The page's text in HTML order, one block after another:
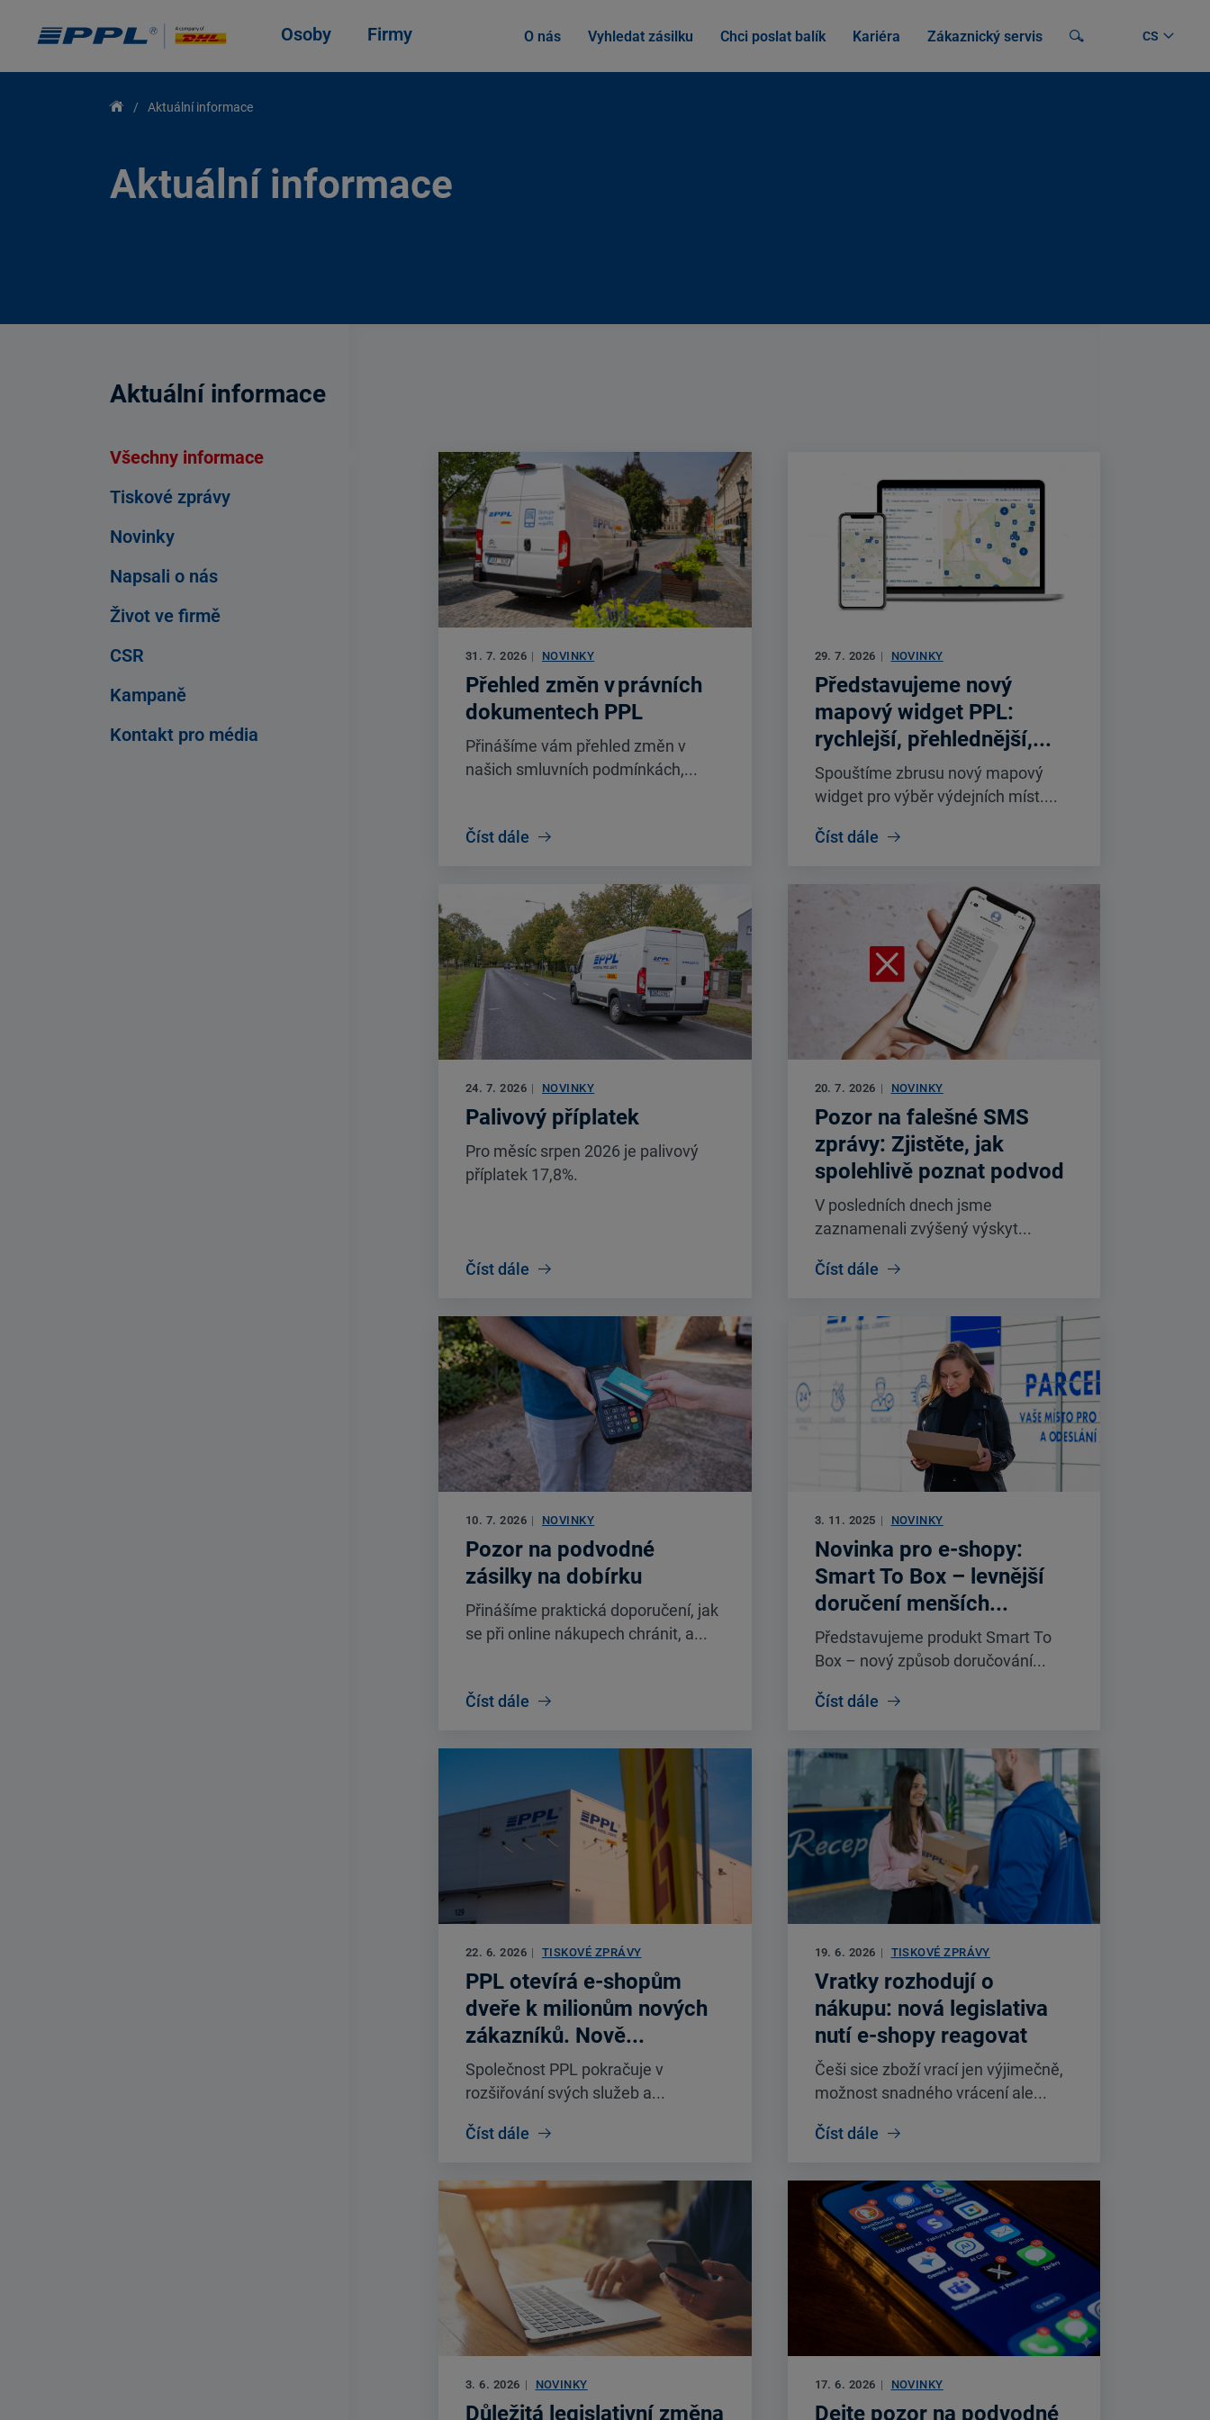
Osoby Firmy O nás Vyhledat zásilku Chci poslat balík Kariéra Zákaznický servis
Vyhledávání
Aktuální informace
Aktuální informace
Aktuální informace
Všechny informace
Tiskové zprávy
Novinky
Napsali o nás
Život ve firmě
CSR
Kampaně
Kontakt pro média
31. 7. 2026 | NOVINKY
Přehled změn v právních
dokumentech PPL
Přinášíme vám přehled změn v
našich smluvních podmínkách,...
Číst dále
29. 7. 2026 | NOVINKY
Představujeme nový
mapový widget PPL:
rychlejší, přehlednější,...
Spouštíme zbrusu nový mapový
widget pro výběr výdejních míst....
Číst dále
24. 7. 2026 | NOVINKY
Palivový příplatek
Pro měsíc srpen 2026 je palivový
příplatek 17,8%.
Číst dále
20. 7. 2026 | NOVINKY
Pozor na falešné SMS
zprávy: Zjistěte, jak
spolehlivě poznat podvod
V posledních dnech jsme
zaznamenali zvýšený výskyt...
Číst dále
10. 7. 2026 | NOVINKY
Pozor na podvodné
zásilky na dobírku
Přinášíme praktická doporučení, jak
se při online nákupech chránit, a...
Číst dále
3. 11. 2025 | NOVINKY
Novinka pro e-shopy:
Smart To Box – levnější
doručení menších...
Představujeme produkt Smart To
Box – nový způsob doručování...
Číst dále
22. 6. 2026 | TISKOVÉ ZPRÁVY
PPL otevírá e-shopům
dveře k milionům nových
zákazníků. Nově...
Společnost PPL pokračuje v
rozšiřování svých služeb a...
Číst dále
19. 6. 2026 | TISKOVÉ ZPRÁVY
Vratky rozhodují o
nákupu: nová legislativa
nutí e-shopy reagovat
Češi sice zboží vrací jen výjimečně,
možnost snadného vrácení ale...
Číst dále
3. 6. 2026 | NOVINKY
Důležitá legislativní změna
17. 6. 2026 | NOVINKY
Dejte pozor na podvodné